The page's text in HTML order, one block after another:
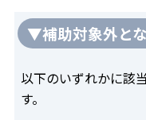
▼補助対象外と
以下のいずれかに該
す。